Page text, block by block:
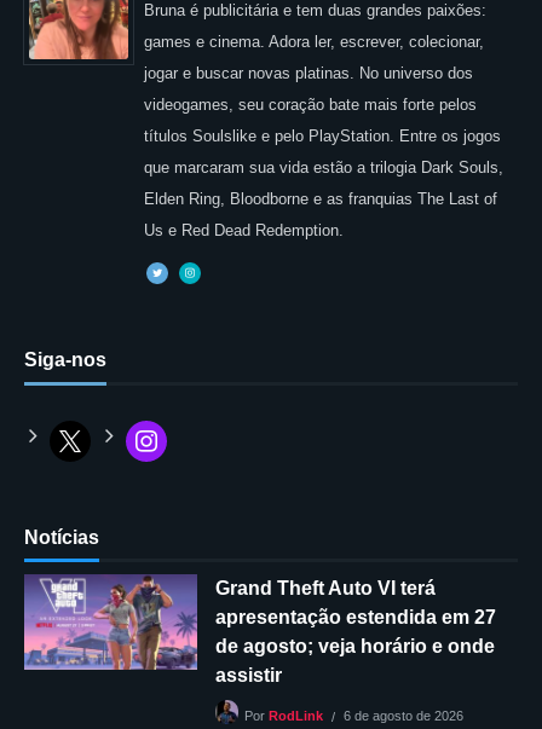
Bruna é publicitária e tem duas grandes paixões:
games e cinema. Adora ler, escrever, colecionar,
jogar e buscar novas platinas. No universo dos
videogames, seu coração bate mais forte pelos
títulos Soulslike e pelo PlayStation. Entre os jogos
que marcaram sua vida estão a trilogia Dark Souls,
Elden Ring, Bloodborne e as franquias The Last of
Us e Red Dead Redemption.
Siga-nos
Notícias
Grand Theft Auto VI terá
apresentação estendida em 27
de agosto; veja horário e onde
assistir
Por RodLink 6 de agosto de 2026